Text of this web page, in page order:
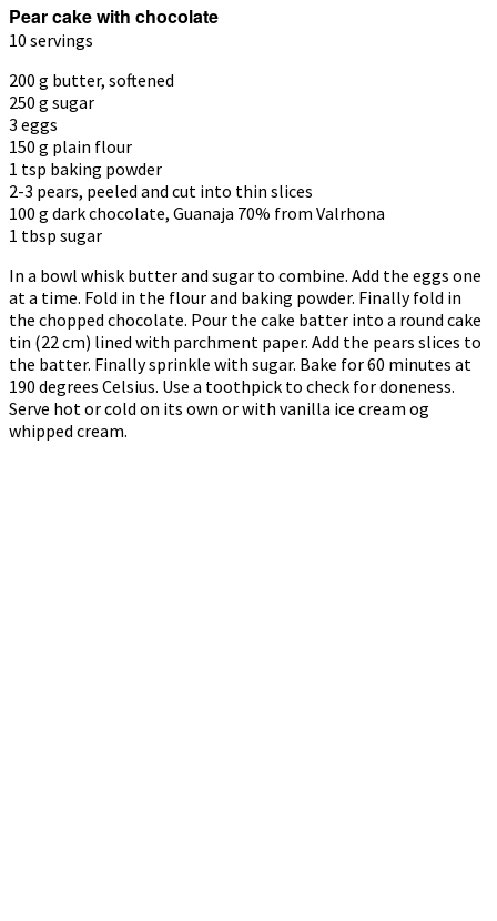
Pear cake with chocolate
10 servings
200 g butter, softened
250 g sugar
3 eggs
150 g plain flour
1 tsp baking powder
2-3 pears, peeled and cut into thin slices
100 g dark chocolate, Guanaja 70% from Valrhona
1 tbsp sugar
In a bowl whisk butter and sugar to combine. Add the eggs one
at a time. Fold in the flour and baking powder. Finally fold in
the chopped chocolate. Pour the cake batter into a round cake
tin (22 cm) lined with parchment paper. Add the pears slices to
the batter. Finally sprinkle with sugar. Bake for 60 minutes at
190 degrees Celsius. Use a toothpick to check for doneness.
Serve hot or cold on its own or with vanilla ice cream og
whipped cream.